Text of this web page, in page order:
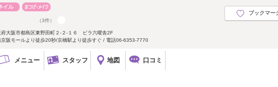
ブックマー
（3件）
府大阪市都島区東野田町２-２-１６ ビラ六曜舎2F
京阪モールより徒歩20秒/京橋駅より徒歩すぐ / 電話06-6353-7770
メニュー スタッフ 地図 口コミ